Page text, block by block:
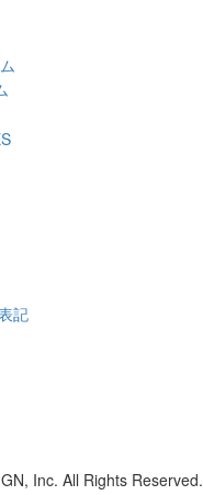
記
Inc. All Rights Reserved.